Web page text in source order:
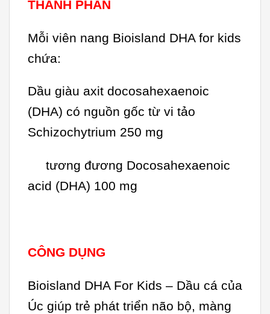
THÀNH PHẦN
Mỗi viên nang Bioisland DHA for kids
chứa:
Dầu giàu axit docosahexaenoic
(DHA) có nguồn gốc từ vi tảo
Schizochytrium 250 mg
tương đương Docosahexaenoic
acid (DHA) 100 mg
CÔNG DỤNG
Bioisland DHA For Kids – Dầu cá của
Úc giúp trẻ phát triển não bộ, màng